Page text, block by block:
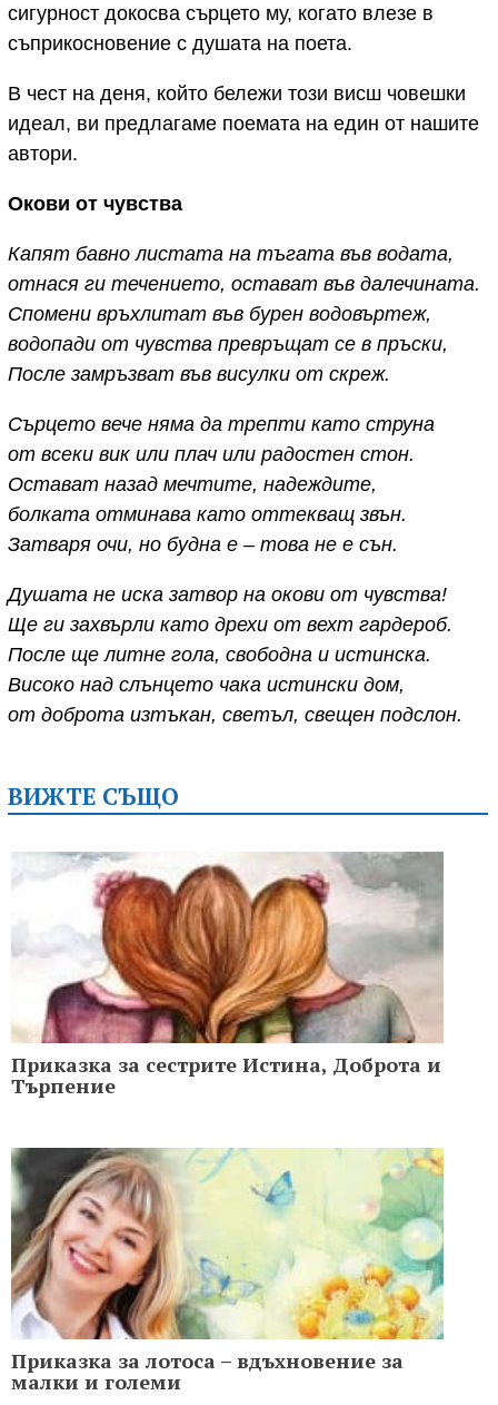
сигурност докосва сърцето му, когато влезе в
съприкосновение с душата на поета.
В чест на деня, който бележи този висш човешки
идеал, ви предлагаме поемата на един от нашите
автори.
Окови от чувства
Капят бавно листата на тъгата във водата,
отнася ги течението, остават във далечината.
Спомени връхлитат във бурен водовъртеж,
водопади от чувства превръщат се в пръски,
После замръзват във висулки от скреж.
Сърцето вечe няма да трепти като струна
от всеки вик или плач или радостен стон.
Остават назад мечтите, надеждите,
болката отминава като оттекващ звън.
Затваря очи, но будна е – това не е сън.
Душата не иска затвор на окови от чувства!
Ще ги захвърли като дрехи от вехт гардероб.
После ще литне гола, свободна и истинска.
Високо над слънцето чака истински дом,
от доброта изтъкан, светъл, свещен подслон.
ВИЖТЕ СЪЩО
Приказка за сестрите Истина, Доброта и
Търпение
Приказка за лотоса – вдъхновение за
малки и големи